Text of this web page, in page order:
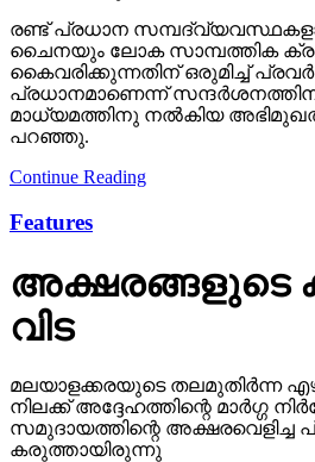
രണ്ട് പ്രധാന
ചൈനയും ലോക സാമ്പത്തിക
കൈവരിക്കുന്നതിന് ഒരുമിച്ച്
പ്രധാനമാണെന്ന്
മാധ്യമത്തിനു നൽകിയ
പറഞ്ഞു.
Continue Reading
Features
അക്ഷരങ്ങളുടെ
വിട
മലയാളക്കരയുടെ തലമുതിര്‍ന്ന
നിലക്ക് അദ്ദേഹത്തിന്റെ മാര്‍ഗ്ഗ
സമുദായത്തിന്റെ
കരുത്തായിരുന്നു